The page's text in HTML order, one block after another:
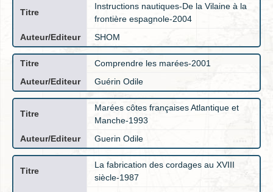
Instructions nautiques-De la Vilaine à la
frontière espagnole-2004
SHOM
Comprendre les marées-2001
Guérin Odile
Marées côtes françaises Atlantique et
Manche-1993
Guerin Odile
La fabrication des cordages au XVIII
siècle-1987